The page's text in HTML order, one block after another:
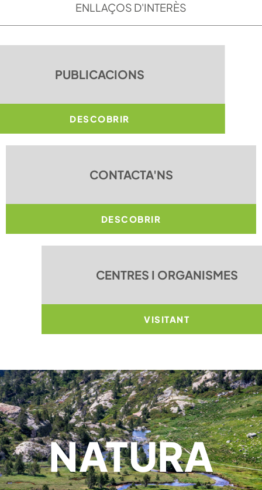
ENLLAÇOS D'INTERÈS
PUBLICACIONS
DESCOBRIR
CONTACTA'NS
DESCOBRIR
CENTRES I ORGANISMES
VISITANT
NATURA